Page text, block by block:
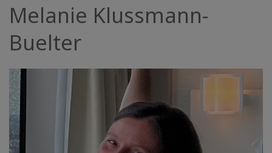
Bejelentkezés
fiókba
Rólunk
Bars
Melanie Klussmann-
Buelter